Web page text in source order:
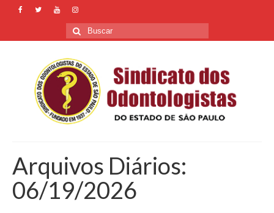
Buscar
por:
Arquivos Diários:
06/19/2026